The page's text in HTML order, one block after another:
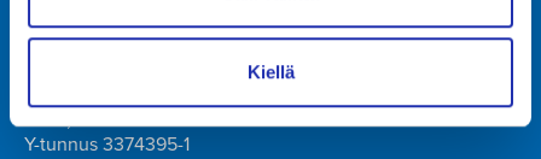
Kiellä
PL 16, 33101 TAMPERE
Y-tunnus 3374395-1